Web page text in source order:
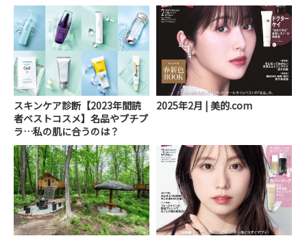
スキンケア診断【2023年間読
者ベストコスメ】名品やプチプ
ラ…私の肌に合うのは？
2025年2月 | 美的.com